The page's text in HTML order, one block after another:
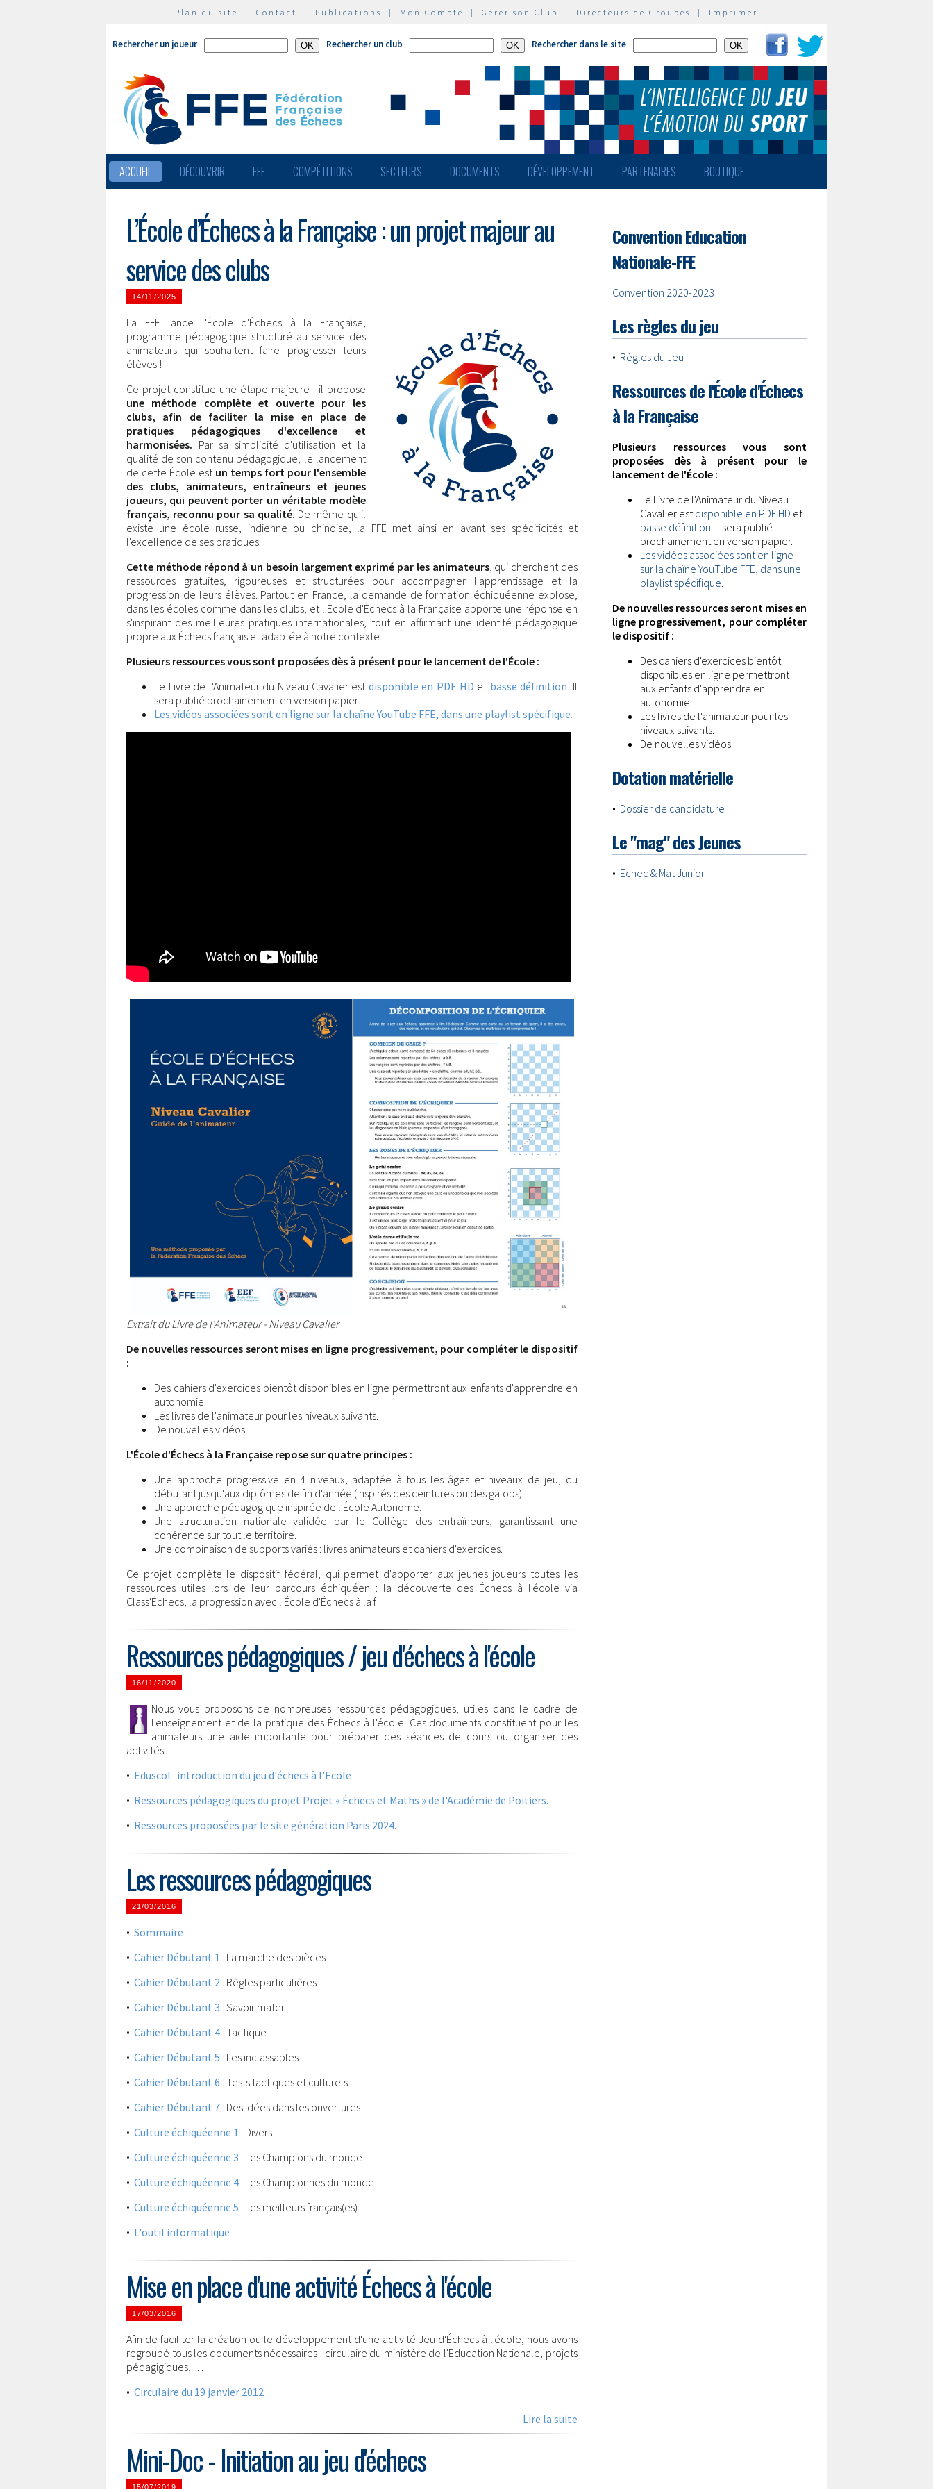
Plan du site | Contact | Publications | Mon Compte | Gérer son Club | Directeurs de Groupes | Imprimer
Rechercher un joueur Rechercher un club Rechercher dans le site
ACCUEIL DÉCOUVRIR FFE COMPÉTITIONS SECTEURS DOCUMENTS DÉVELOPPEMENT PARTENAIRES BOUTIQUE
L’École d’Échecs à la Française : un projet majeur au
service des clubs
14/11/2025
La FFE lance l'École d'Échecs à la Française,
programme pédagogique structuré au service des
animateurs qui souhaitent faire progresser leurs
élèves !
Ce projet constitue une étape majeure : il propose
une méthode complète et ouverte pour les
clubs, afin de faciliter la mise en place de
pratiques pédagogiques d'excellence et
harmonisées. Par sa simplicité d'utilisation et la
qualité de son contenu pédagogique, le lancement
de cette École est un temps fort pour l'ensemble
des clubs, animateurs, entraîneurs et jeunes
joueurs, qui peuvent porter un véritable modèle
français, reconnu pour sa qualité. De même qu'il
existe une école russe, indienne ou chinoise, la FFE met ainsi en avant ses spécificités et
l'excellence de ses pratiques.
Cette méthode répond à un besoin largement exprimé par les animateurs, qui cherchent des
ressources gratuites, rigoureuses et structurées pour accompagner l'apprentissage et la
progression de leurs élèves. Partout en France, la demande de formation échiquéenne explose,
dans les écoles comme dans les clubs, et l'École d'Échecs à la Française apporte une réponse en
s'inspirant des meilleures pratiques internationales, tout en affirmant une identité pédagogique
propre aux Échecs français et adaptée à notre contexte.
Plusieurs ressources vous sont proposées dès à présent pour le lancement de l'École :
Le Livre de l'Animateur du Niveau Cavalier est disponible en PDF HD et basse définition. Il
sera publié prochainement en version papier.
Les vidéos associées sont en ligne sur la chaîne YouTube FFE, dans une playlist spécifique.
Extrait du Livre de l'Animateur - Niveau Cavalier
De nouvelles ressources seront mises en ligne progressivement, pour compléter le dispositif
:
Des cahiers d'exercices bientôt disponibles en ligne permettront aux enfants d'apprendre en
autonomie.
Les livres de l'animateur pour les niveaux suivants.
De nouvelles vidéos.
L'École d'Échecs à la Française repose sur quatre principes :
Une approche progressive en 4 niveaux, adaptée à tous les âges et niveaux de jeu, du
débutant jusqu'aux diplômes de fin d'année (inspirés des ceintures ou des galops).
Une approche pédagogique inspirée de l'École Autonome.
Une structuration nationale validée par le Collège des entraîneurs, garantissant une
cohérence sur tout le territoire.
Une combinaison de supports variés : livres animateurs et cahiers d'exercices.
Ce projet complète le dispositif fédéral, qui permet d'apporter aux jeunes joueurs toutes les
ressources utiles lors de leur parcours échiquéen : la découverte des Échecs à l'école via
Class'Échecs, la progression avec l'École d'Échecs à la f
Ressources pédagogiques / jeu d'échecs à l'école
16/11/2020
Nous vous proposons de nombreuses ressources pédagogiques, utiles dans le cadre de
l'enseignement et de la pratique des Échecs à l'école. Ces documents constituent pour les
animateurs une aide importante pour préparer des séances de cours ou organiser des
activités.
• Eduscol : introduction du jeu d'échecs à l'Ecole
• Ressources pédagogiques du projet Projet « Échecs et Maths » de l'Académie de Poitiers.
• Ressources proposées par le site génération Paris 2024.
Les ressources pédagogiques
21/03/2016
• Sommaire
• Cahier Débutant 1 : La marche des pièces
• Cahier Débutant 2 : Règles particulières
• Cahier Débutant 3 : Savoir mater
• Cahier Débutant 4 : Tactique
• Cahier Débutant 5 : Les inclassables
• Cahier Débutant 6 : Tests tactiques et culturels
• Cahier Débutant 7 : Des idées dans les ouvertures
• Culture échiquéenne 1 : Divers
• Culture échiquéenne 3 : Les Champions du monde
• Culture échiquéenne 4 : Les Championnes du monde
• Culture échiquéenne 5 : Les meilleurs français(es)
• L'outil informatique
Mise en place d'une activité Échecs à l'école
17/03/2016
Afin de faciliter la création ou le développement d'une activité Jeu d'Échecs à l'école, nous avons
regroupé tous les documents nécessaires : circulaire du ministère de l'Education Nationale, projets
pédagigiques, ... .
• Circulaire du 19 janvier 2012
Lire la suite
Mini-Doc - Initiation au jeu d'échecs
15/07/2019
Convention Education
Nationale-FFE
Convention 2020-2023
Les règles du jeu
• Règles du Jeu
Ressources de l'École d'Échecs
à la Française
Plusieurs ressources vous sont
proposées dès à présent pour le
lancement de l'École :
Le Livre de l'Animateur du Niveau
Cavalier est disponible en PDF HD et
basse définition . Il sera publié
prochainement en version papier.
Les vidéos associées sont en ligne
sur la chaîne YouTube FFE, dans une
playlist spécifique.
De nouvelles ressources seront mises en
ligne progressivement, pour compléter
le dispositif :
Des cahiers d'exercices bientôt
disponibles en ligne permettront
aux enfants d'apprendre en
autonomie.
Les livres de l'animateur pour les
niveaux suivants.
De nouvelles vidéos.
Dotation matérielle
• Dossier de candidature
Le "mag" des Jeunes
• Echec & Mat Junior